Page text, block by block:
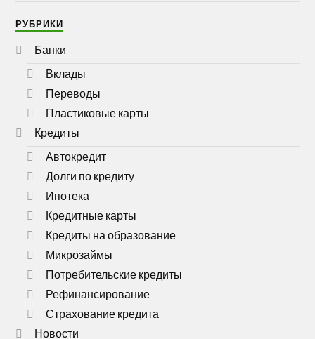
РУБРИКИ
Банки
Вклады
Переводы
Пластиковые карты
Кредиты
Автокредит
Долги по кредиту
Ипотека
Кредитные карты
Кредиты на образование
Микрозаймы
Потребительские кредиты
Рефинансирование
Страхование кредита
Новости